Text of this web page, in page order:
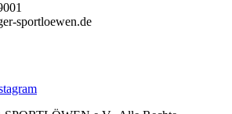
sportloewen.de